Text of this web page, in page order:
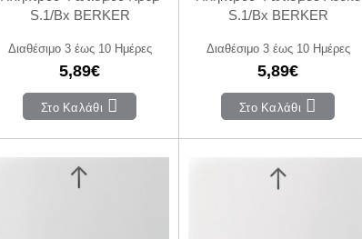
S.1/Bx BERKER
Διαθέσιμο 3 έως 10 Ημέρες
5,89€
Στο Καλάθι
S.1/Bx BERKER
Διαθέσιμο 3 έως 10 Ημέρες
5,89€
Στο Καλάθι